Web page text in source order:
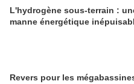
L'hydrogène sous-terrain :
manne énergétique
Revers pour les